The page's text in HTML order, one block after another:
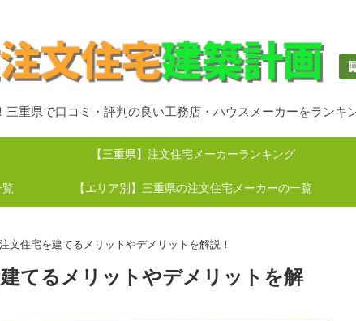
重県で口コミ・評判の良い工務店・ハウスメーカーをランキ
【三重県】注文住宅メーカーランキング
覧 【エリア別】三重県の注文住宅メーカーの一覧
文住宅を建てるメリットやデメリットを解説！
てるメリットやデメリットを解